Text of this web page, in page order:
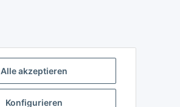
Alle akzeptieren
Konfigurieren